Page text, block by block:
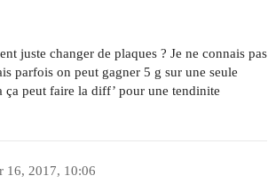
juste changer de plaques ? Je ne connais pas
parfois on peut gagner 5 g sur une seule
ça peut faire la diff’ pour une tendinite
16, 2017, 10:06